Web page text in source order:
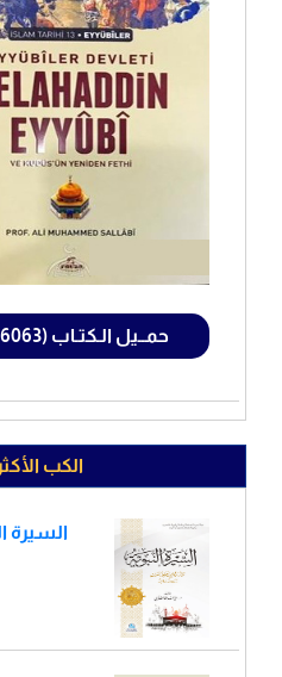
حمــيل الـكتـاب (6063مرة)
الكب
السيرة